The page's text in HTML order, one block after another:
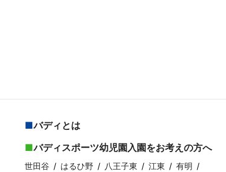
バディとは
バディスポーツ幼児園入園をお考えの方へ
世田谷 はるひ野 八王子東 江東
有明